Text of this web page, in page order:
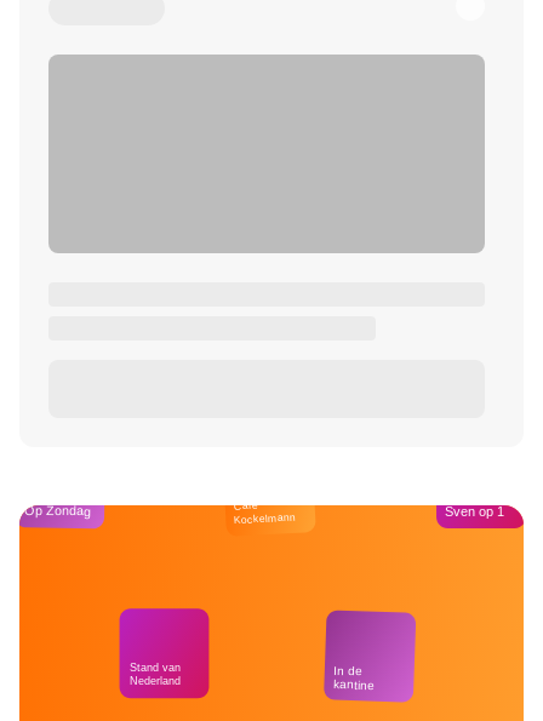
Op Zondag
Stand van
Nederland
Café
Kockelmann
In de
kantine
Sven op 1